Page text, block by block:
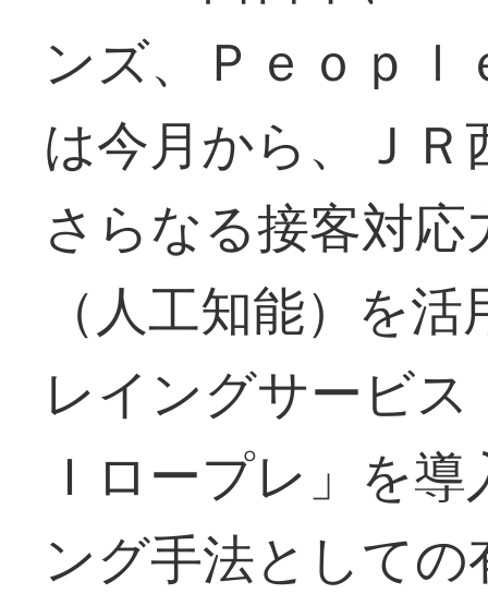
ンズ、Ｐｅｏｐ
は今月から、Ｊ
さらなる接客対
（人工知能）を
レイングサービ
Ｉロープレ」を
ング手法として